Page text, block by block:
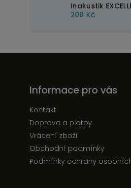
Inakustik
208 Kč
Informace pro vás
Kontakt
Doprava a platby
Vrácení zboží
Obchodní podmínky
Podmínky ochrany